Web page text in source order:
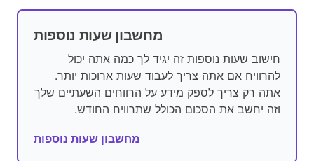
מחשבון שעות נוספות
חישוב שעות נוספות זה יגיד לך כמה אתה יכול
להרוויח אם אתה צריך לעבוד שעות ארוכות יותר.
אתה רק צריך לספק מידע על הרווחים השעתיים שלך
וזה יחשב את הסכום הכולל שתרוויח החודש.
מחשבון שעות נוספות